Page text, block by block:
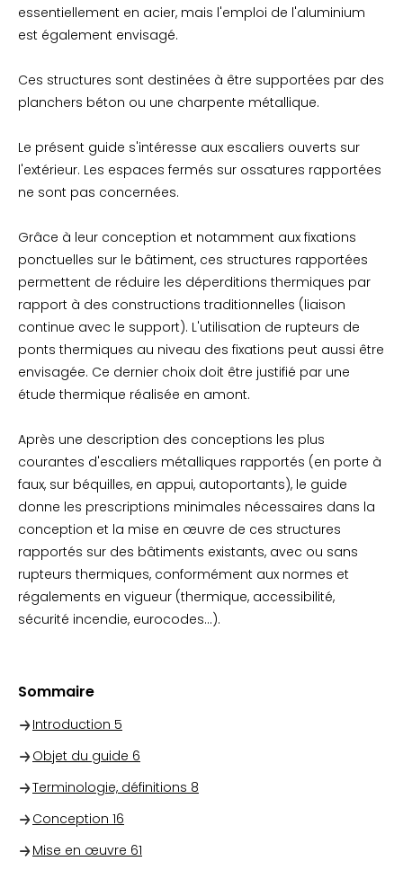
essentiellement en acier, mais l'emploi de l'aluminium
est également envisagé.
Ces structures sont destinées à être supportées par des
planchers béton ou une charpente métallique.
Le présent guide s'intéresse aux escaliers ouverts sur
l'extérieur. Les espaces fermés sur ossatures rapportées
ne sont pas concernées.
Grâce à leur conception et notamment aux fixations
ponctuelles sur le bâtiment, ces structures rapportées
permettent de réduire les déperditions thermiques par
rapport à des constructions traditionnelles (liaison
continue avec le support). L'utilisation de rupteurs de
ponts thermiques au niveau des fixations peut aussi être
envisagée. Ce dernier choix doit être justifié par une
étude thermique réalisée en amont.
Après une description des conceptions les plus
courantes d'escaliers métalliques rapportés (en porte à
faux, sur béquilles, en appui, autoportants), le guide
donne les prescriptions minimales nécessaires dans la
conception et la mise en œuvre de ces structures
rapportés sur des bâtiments existants, avec ou sans
rupteurs thermiques, conformément aux normes et
régalements en vigueur (thermique, accessibilité,
sécurité incendie, eurocodes...).
Sommaire
Introduction 5
Objet du guide 6
Terminologie, définitions 8
Conception 16
Mise en œuvre 61